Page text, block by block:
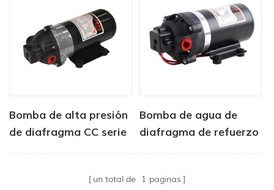
Bomba de alta presión
de diafragma CC serie
Bomba de agua de
diafragma de refuerzo
un total de 1 paginas